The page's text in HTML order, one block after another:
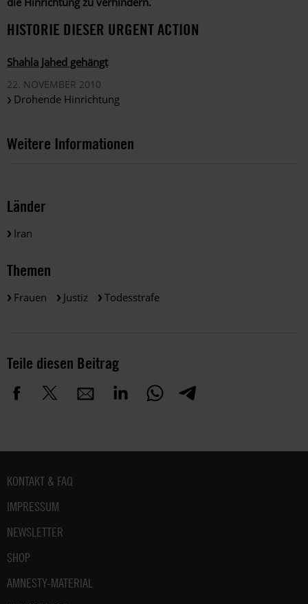
HISTORIE DIESER URGENT ACTION
Shahla Jahed gehängt
22. NOVEMBER 2010
Drohende Hinrichtung
Weitere Informationen
Länder
Iran
Themen
Frauen Justiz Todesstrafe
Teile diesen Beitrag
Fußbereich
KONTAKT & FAQ
IMPRESSUM
NEWSLETTER
SHOP
AMNESTY-MATERIAL